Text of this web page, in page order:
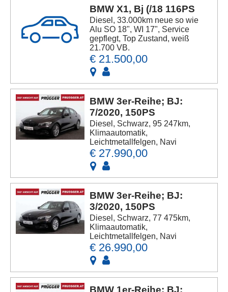
BMW X1, Bj (/18 116PS
Diesel, 33.000km neue so wie
Alu SO 18", WI 17", Service
gepflegt, Top Zustand, weiß
21.700 VB.
€ 21.500,00
BMW 3er-Reihe; BJ:
7/2020, 150PS
Diesel, Schwarz, 95 247km,
Klimaautomatik,
Leichtmetallfelgen, Navi
€ 27.990,00
BMW 3er-Reihe; BJ:
3/2020, 150PS
Diesel, Schwarz, 77 475km,
Klimaautomatik,
Leichtmetallfelgen, Navi
€ 26.990,00
BMW 1er-Reihe; BJ: